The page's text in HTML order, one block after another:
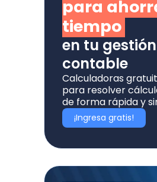
para
tiempo
en tu gestión
contable
Calculadoras
para resolver
de forma rápida y
¡Ingresa gratis!